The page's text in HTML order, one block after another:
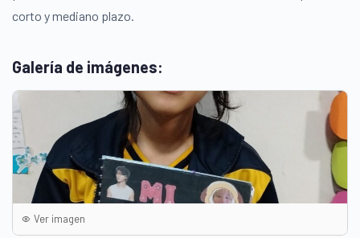
corto y mediano plazo.
Galería de imágenes:
Ver imagen